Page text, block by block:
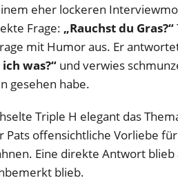
eher lockeren
Frage: „Rauchst du Gras?“
mit Humor aus. Er
was?“ und verwies
gesehen habe.
Triple H elegant das
offensichtliche Vorliebe
Eine direkte Antwort blieb
blieb.